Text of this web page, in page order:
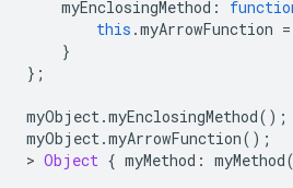
myEnclosingMethod :
this .myArrowFunction =
}
};
myObject.myEnclosingMethod();
myObject.myArrowFunction();
> Object { myMethod : myMethod